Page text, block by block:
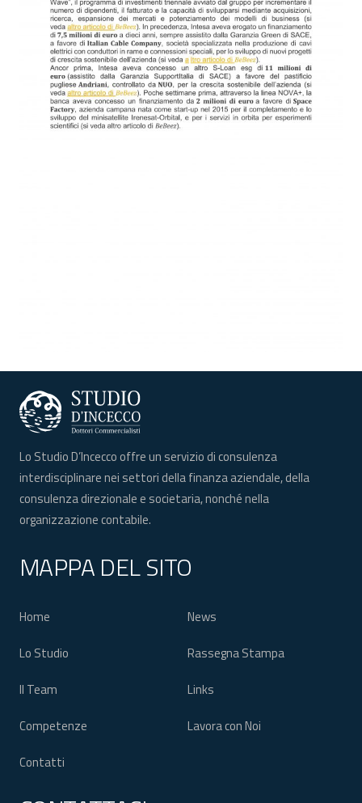
Lo Studio D’Incecco offre un servizio di consulenza
interdisciplinare nei settori della finanza aziendale, della
consulenza direzionale e societaria, nonché nella
organizzazione contabile.
MAPPA DEL SITO
Home
Lo Studio
Il Team
Competenze
Contatti
News
Rassegna Stampa
Links
Lavora con Noi